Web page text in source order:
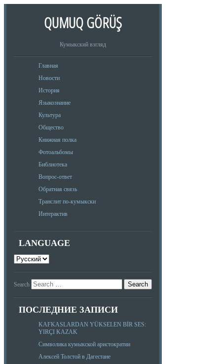
QUMUQ GÖRÜŞ
Кумыкский взгляд
Главная
Новости
История
Языкознание
Культура
Общество
Книжная полка
Фотоальбомы
Библиотека
Вопрос-ответ
Обратная связь
Транслит по-кумыкски
Интерактив
LANGUAGE
Search
ПОСЛЕДНИЕ ЗАПИСИ
KAFKASLARDAN YÜKSELEN BİR SES:
YIRÇI KAZAK
Символика кумыкской аристократии
Алексей Толстой в Дагестане